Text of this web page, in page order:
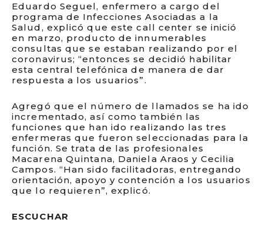
Eduardo Seguel, enfermero a cargo del
programa de Infecciones Asociadas a la
Salud, explicó que este call center se inició
en marzo, producto de innumerables
consultas que se estaban realizando por el
coronavirus; “entonces se decidió habilitar
esta central telefónica de manera de dar
respuesta a los usuarios”.
Agregó que el número de llamados se ha ido
incrementado, así como también las
funciones que han ido realizando las tres
enfermeras que fueron seleccionadas para la
función. Se trata de las profesionales
Macarena Quintana, Daniela Araos y Cecilia
Campos. “Han sido facilitadoras, entregando
orientación, apoyo y contención a los usuarios
que lo requieren”, explicó.
ESCUCHAR